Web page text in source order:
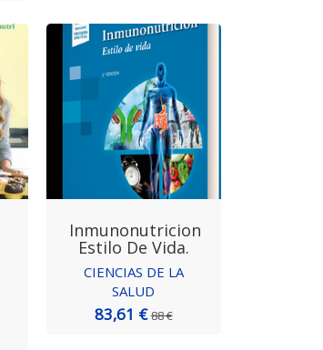
Inmunonutricion
Estilo De Vida.
CIENCIAS DE LA
SALUD
83,61 €88 €